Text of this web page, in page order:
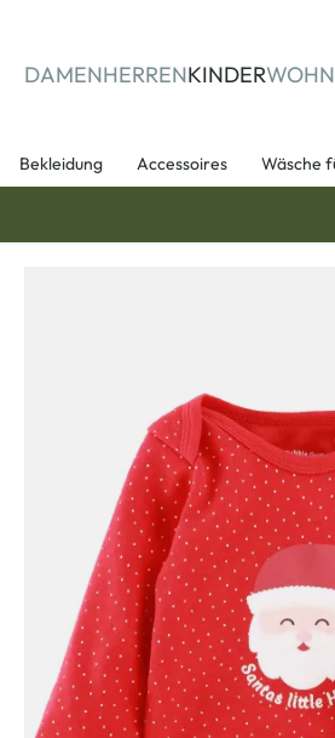
DAMENHERRENKINDER
Bekleidung Accessoires Wäsche